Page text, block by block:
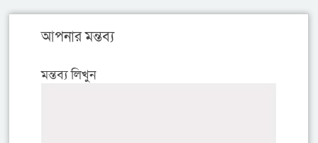
আপনার মন্তব্য
মন্তব্য লিখুন